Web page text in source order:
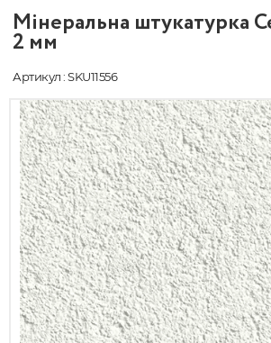
Мінеральна штукатурка
2 мм
Артикул : SKU11556